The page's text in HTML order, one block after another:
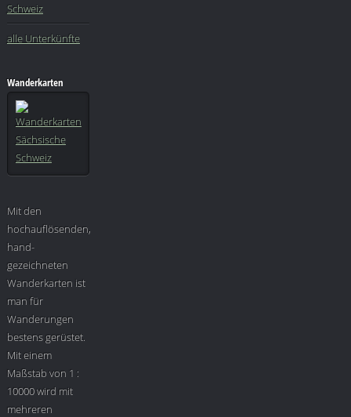
Schweiz
alle Unterkünfte
Wanderkarten
Mit den
hochauflösenden,
hand-
gezeichneten
Wanderkarten ist
man für
Wanderungen
bestens gerüstet.
Mit einem
Maßstab von 1 :
10000 wird mit
mehreren